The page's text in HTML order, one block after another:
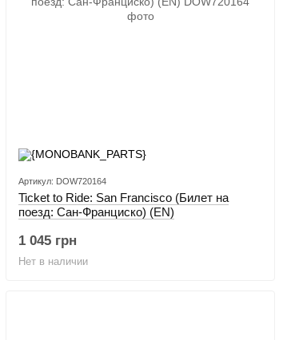
Артикул: DOW720164
Ticket to Ride: San Francisco (Билет на
поезд: Сан-Франциско) (EN)
1 045 грн
Нет в наличии